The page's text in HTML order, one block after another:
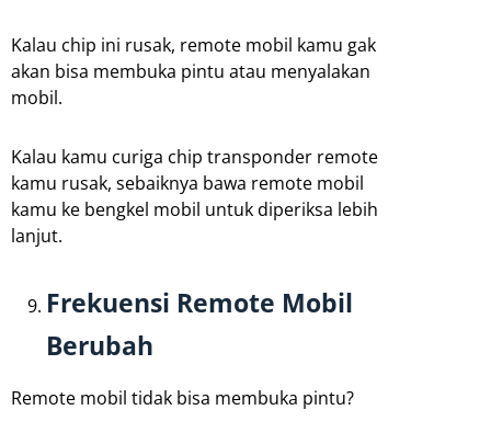
Kalau chip ini rusak, remote mobil kamu gak
akan bisa membuka pintu atau menyalakan
mobil.
Kalau kamu curiga chip transponder remote
kamu rusak, sebaiknya bawa remote mobil
kamu ke bengkel mobil untuk diperiksa lebih
lanjut.
Frekuensi Remote Mobil
Berubah
Remote mobil tidak bisa membuka pintu?